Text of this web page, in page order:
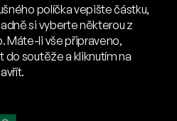
políčka vepište částku,
si vyberte některou z
Máte-li vše připraveno,
soutěže a kliknutím na